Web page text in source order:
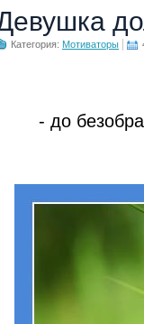
Категория: Мотиваторы
- до